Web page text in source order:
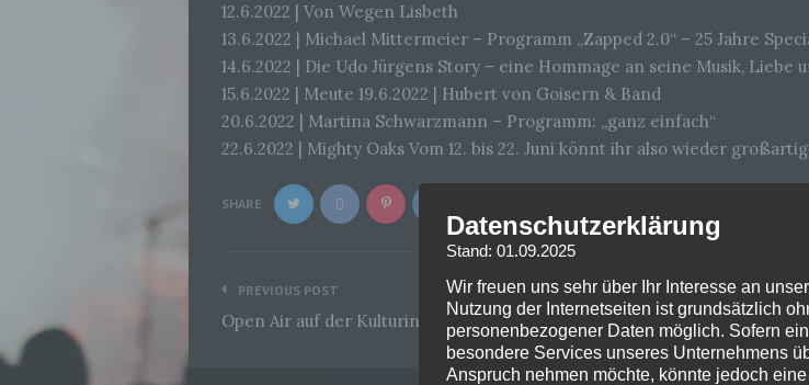
12.6.2022 | Von Wegen Lisbeth
13.6.2022 | Michael Mittermeier – Programm „Zapped 2.0“ – 25 Jahre
14.6.2022 | Die Udo Jürgens Story – eine Hommage an seine Musik, Liebe
15.6.2022 | Meute 19.6.2022 | Hubert von Goisern & Band
20.6.2022 | Martina Schwarzmann – Programm: „ganz einfach“
22.6.2022 | Mighty Oaks Vom 12. bis 22. Juni könnt ihr also wieder
SHARE
Beitragsnavigation
PREVIOUS POST
Open Air auf der Kulturinsel Wöhrmühle
Datenschutzerklärung
Stand: 01.09.2025
Wir freuen uns sehr über Ihr Interesse an
Nutzung der Internetseiten ist grundsätzlich
personenbezogener Daten möglich. Sofern
besondere Services unseres Unternehmens
Anspruch nehmen möchte, könnte jedoch